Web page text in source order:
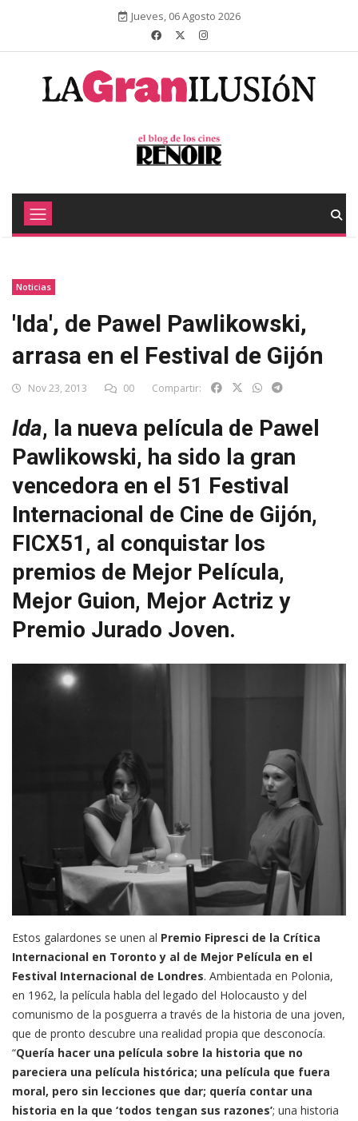
Jueves, 06 Agosto 2026
Noticias
'Ida', de Pawel Pawlikowski,
arrasa en el Festival de Gijón
Nov 23, 2013 00 Compartir:
Ida, la nueva película de Pawel
Pawlikowski, ha sido la gran
vencedora en el 51 Festival
Internacional de Cine de Gijón,
FICX51, al conquistar los
premios de Mejor Película,
Mejor Guion, Mejor Actriz y
Premio Jurado Joven.
Estos galardones se unen al Premio Fipresci de la Crítica
Internacional en Toronto y al de Mejor Película en el
Festival Internacional de Londres. Ambientada en Polonia,
en 1962, la película habla del legado del Holocausto y del
comunismo de la posguerra a través de la historia de una joven,
que de pronto descubre una realidad propia que desconocía.
“Quería hacer una película sobre la historia que no
pareciera una película histórica; una película que fuera
moral, pero sin lecciones que dar; quería contar una
historia en la que ‘todos tengan sus razones’; una historia